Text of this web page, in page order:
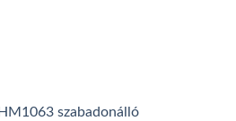
szabadonálló